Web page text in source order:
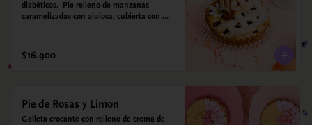
diabéticos.  Pie relleno de manzanas
caramelizadas con alulosa, cubierta con
de leche de coco y que envuelve todos los
sabores.
$16.900
Pie de Rosas y Limon
Galleta crocante con relleno de crema de